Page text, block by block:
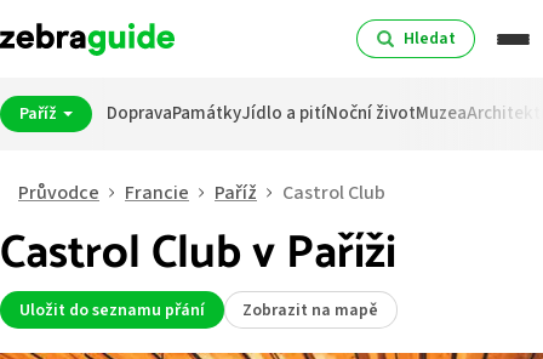
Hledat
Paříž DopravaPamátkyJídlo a pitíNoční životMuzea
Průvodce Francie Paříž Castrol Club
Castrol Club v Paříži
Uložit do seznamu přání Zobrazit na mapě